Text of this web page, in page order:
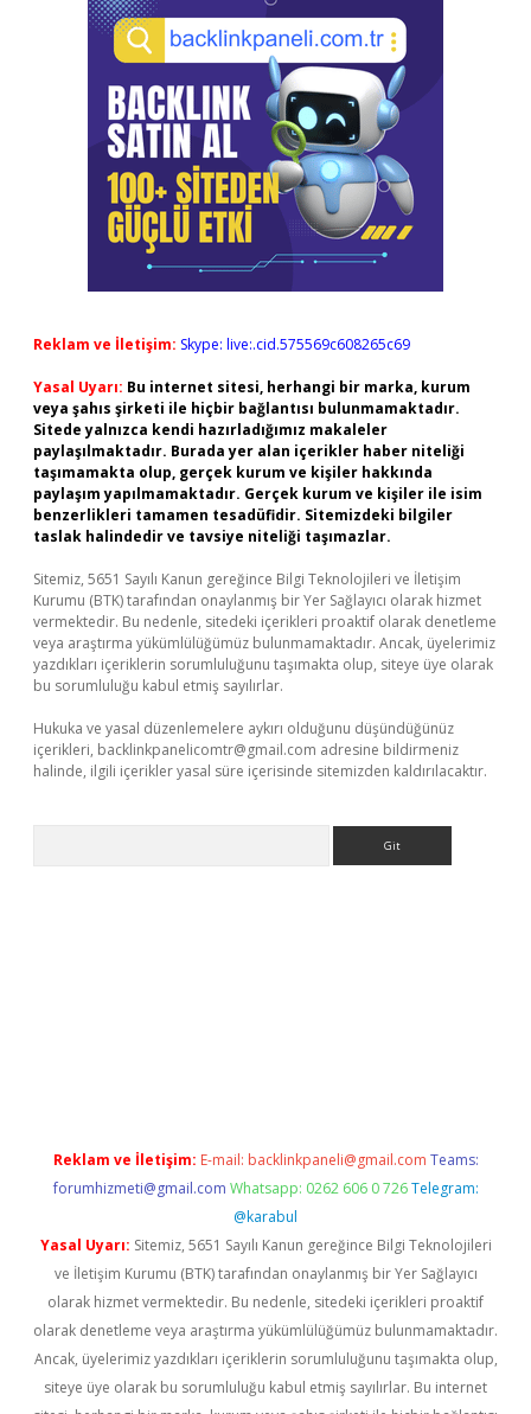
Reklam ve İletişim: Skype: live:.cid.575569c608265c69
Yasal Uyarı: Bu internet sitesi, herhangi bir marka, kurum
veya şahıs şirketi ile hiçbir bağlantısı bulunmamaktadır.
Sitede yalnızca kendi hazırladığımız makaleler
paylaşılmaktadır. Burada yer alan içerikler haber niteliği
taşımamakta olup, gerçek kurum ve kişiler hakkında
paylaşım yapılmamaktadır. Gerçek kurum ve kişiler ile isim
benzerlikleri tamamen tesadüfidir. Sitemizdeki bilgiler
taslak halindedir ve tavsiye niteliği taşımazlar.
Sitemiz, 5651 Sayılı Kanun gereğince Bilgi Teknolojileri ve İletişim
Kurumu (BTK) tarafından onaylanmış bir Yer Sağlayıcı olarak hizmet
vermektedir. Bu nedenle, sitedeki içerikleri proaktif olarak denetleme
veya araştırma yükümlülüğümüz bulunmamaktadır. Ancak, üyelerimiz
yazdıkları içeriklerin sorumluluğunu taşımakta olup, siteye üye olarak
bu sorumluluğu kabul etmiş sayılırlar.
Hukuka ve yasal düzenlemelere aykırı olduğunu düşündüğünüz
içerikleri, backlinkpanelicomtr@gmail.com adresine bildirmeniz
halinde, ilgili içerikler yasal süre içerisinde sitemizden kaldırılacaktır.
Reklam ve İletişim: E-mail: backlinkpaneli@gmail.com Teams:
forumhizmeti@gmail.com Whatsapp: 0262 606 0 726 Telegram:
@karabul
Yasal Uyarı: Sitemiz, 5651 Sayılı Kanun gereğince Bilgi Teknolojileri
ve İletişim Kurumu (BTK) tarafından onaylanmış bir Yer Sağlayıcı
olarak hizmet vermektedir. Bu nedenle, sitedeki içerikleri proaktif
olarak denetleme veya araştırma yükümlülüğümüz bulunmamaktadır.
Ancak, üyelerimiz yazdıkları içeriklerin sorumluluğunu taşımakta olup,
siteye üye olarak bu sorumluluğu kabul etmiş sayılırlar. Bu internet